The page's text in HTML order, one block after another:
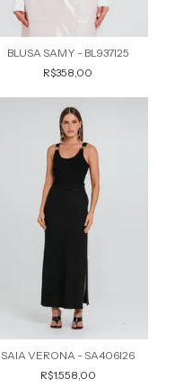
BLUSA SAMY - BL937I25
R$358,00
SAIA VERONA - SA406I26
R$1.558,00